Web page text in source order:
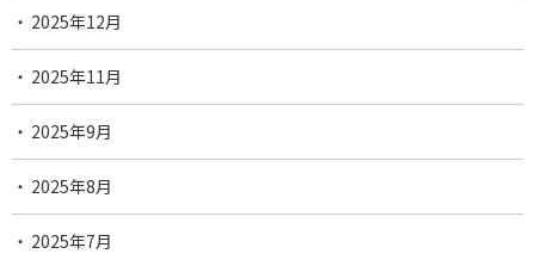
2025年12月
2025年11月
2025年9月
2025年8月
2025年7月